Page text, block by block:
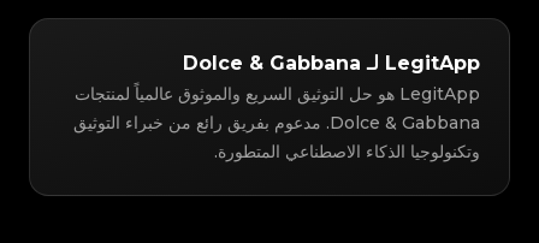
LegitApp لـ Dolce & Gabbana
LegitApp هو حل التوثيق السريع والموثوق عالمياً لمنتجات
Dolce & Gabbana. مدعوم بفريق رائع من خبراء التوثيق
وتكنولوجيا الذكاء الاصطناعي المتطورة.